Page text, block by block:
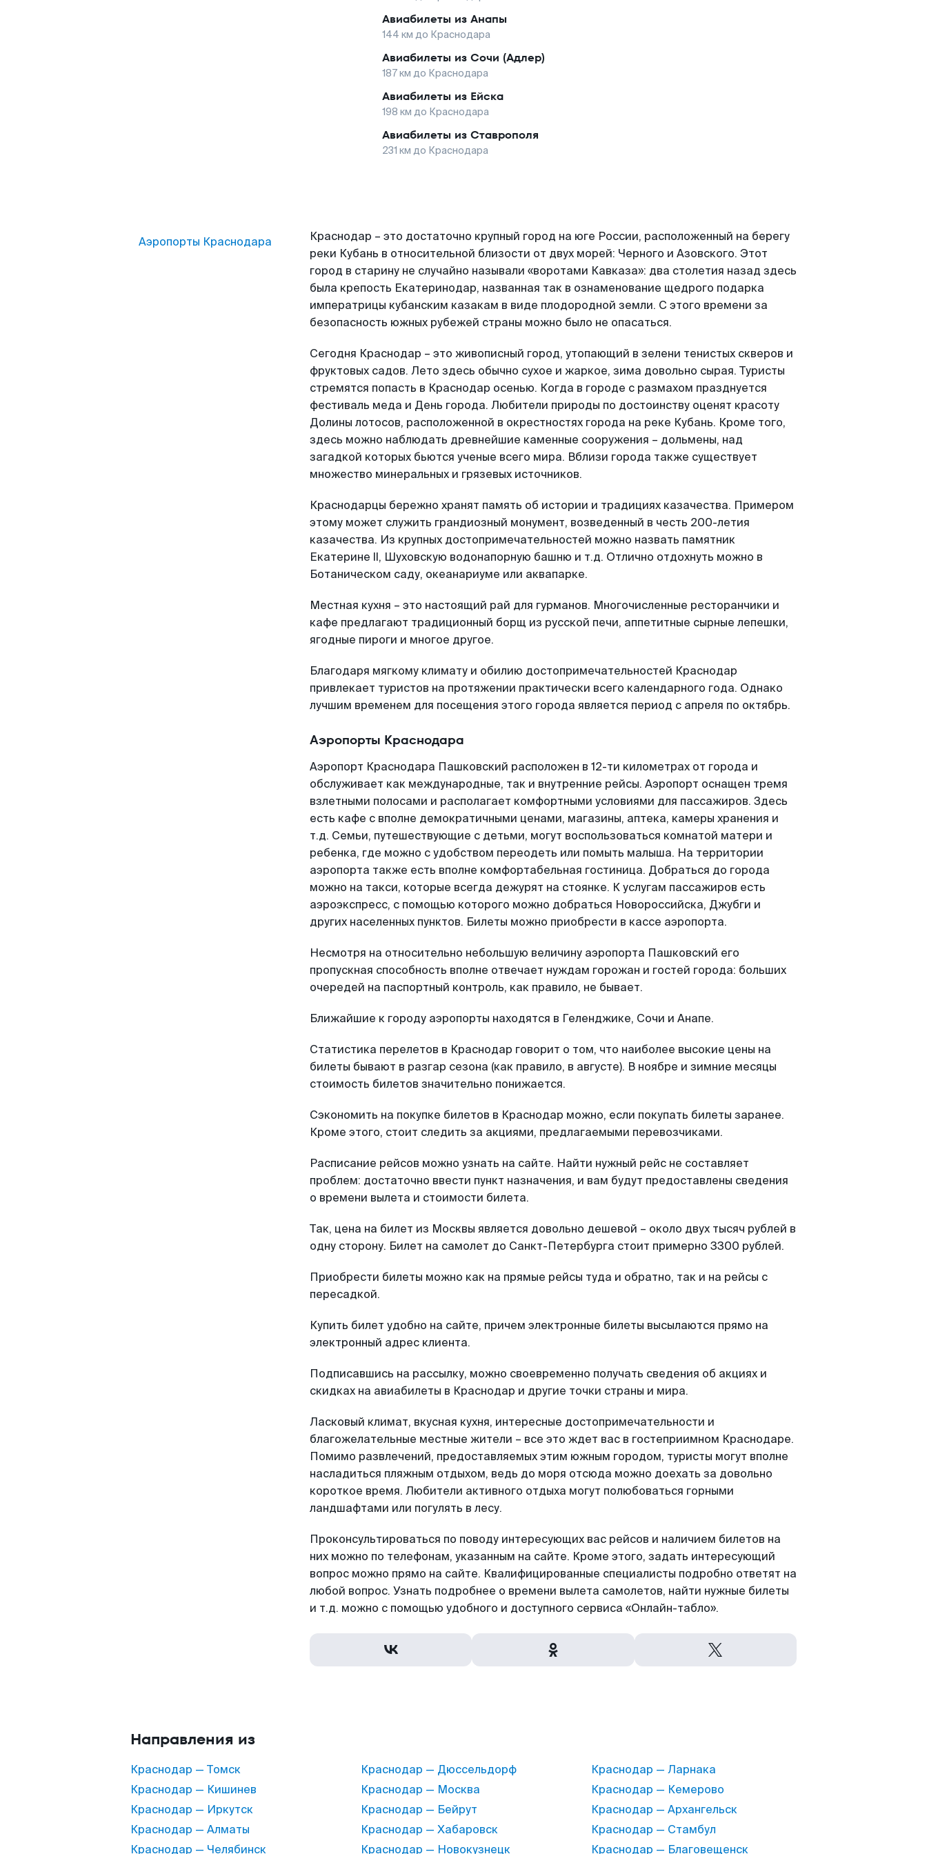
Авиабилеты из Анапы
144 км до Краснодара
Авиабилеты из Сочи (Адлер)
187км до Краснодара
Авиабилеты из Ейска
198 км до Краснодара
Авиабилеты из Ставрополя
231 км до Краснодара
Аэропорты Краснодара
Краснодар – это достаточно крупный город на юге России, расположенный на берегу
реки Кубань в относительной близости от двух морей: Черного и Азовского. Этот
город в старину не случайно называли «воротами Кавказа»: два столетия назад здесь
была крепость Екатеринодар, названная так в ознаменование щедрого подарка
императрицы кубанским казакам в виде плодородной земли. С этого времени за
безопасность южных рубежей страны можно было не опасаться.
Сегодня Краснодар – это живописный город, утопающий в зелени тенистых скверов и
фруктовых садов. Лето здесь обычно сухое и жаркое, зима довольно сырая. Туристы
стремятся попасть в Краснодар осенью. Когда в городе с размахом празднуется
фестиваль меда и День города. Любители природы по достоинству оценят красоту
Долины лотосов, расположенной в окрестностях города на реке Кубань. Кроме того,
здесь можно наблюдать древнейшие каменные сооружения – дольмены, над
загадкой которых бьются ученые всего мира. Вблизи города также существует
множество минеральных и грязевых источников.
Краснодарцы бережно хранят память об истории и традициях казачества. Примером
этому может служить грандиозный монумент, возведенный в честь 200-летия
казачества. Из крупных достопримечательностей можно назвать памятник
Екатерине II, Шуховскую водонапорную башню и т.д. Отлично отдохнуть можно в
Ботаническом саду, океанариуме или аквапарке.
Местная кухня – это настоящий рай для гурманов. Многочисленные ресторанчики и
кафе предлагают традиционный борщ из русской печи, аппетитные сырные лепешки,
ягодные пироги и многое другое.
Благодаря мягкому климату и обилию достопримечательностей Краснодар
привлекает туристов на протяжении практически всего календарного года. Однако
лучшим временем для посещения этого города является период с апреля по октябрь.
Аэропорты Краснодара
Аэропорт Краснодара Пашковский расположен в 12-ти километрах от города и
обслуживает как международные, так и внутренние рейсы. Аэропорт оснащен тремя
взлетными полосами и располагает комфортными условиями для пассажиров. Здесь
есть кафе с вполне демократичными ценами, магазины, аптека, камеры хранения и
т.д. Семьи, путешествующие с детьми, могут воспользоваться комнатой матери и
ребенка, где можно с удобством переодеть или помыть малыша. На территории
аэропорта также есть вполне комфортабельная гостиница. Добраться до города
можно на такси, которые всегда дежурят на стоянке. К услугам пассажиров есть
аэроэкспресс, с помощью которого можно добраться Новороссийска, Джубги и
других населенных пунктов. Билеты можно приобрести в кассе аэропорта.
Несмотря на относительно небольшую величину аэропорта Пашковский его
пропускная способность вполне отвечает нуждам горожан и гостей города: больших
очередей на паспортный контроль, как правило, не бывает.
Ближайшие к городу аэропорты находятся в Геленджике, Сочи и Анапе.
Статистика перелетов в Краснодар говорит о том, что наиболее высокие цены на
билеты бывают в разгар сезона (как правило, в августе). В ноябре и зимние месяцы
стоимость билетов значительно понижается.
Сэкономить на покупке билетов в Краснодар можно, если покупать билеты заранее.
Кроме этого, стоит следить за акциями, предлагаемыми перевозчиками.
Расписание рейсов можно узнать на сайте. Найти нужный рейс не составляет
проблем: достаточно ввести пункт назначения, и вам будут предоставлены сведения
о времени вылета и стоимости билета.
Так, цена на билет из Москвы является довольно дешевой – около двух тысяч рублей в
одну сторону. Билет на самолет до Санкт-Петербурга стоит примерно 3300 рублей.
Приобрести билеты можно как на прямые рейсы туда и обратно, так и на рейсы с
пересадкой.
Купить билет удобно на сайте, причем электронные билеты высылаются прямо на
электронный адрес клиента.
Подписавшись на рассылку, можно своевременно получать сведения об акциях и
скидках на авиабилеты в Краснодар и другие точки страны и мира.
Ласковый климат, вкусная кухня, интересные достопримечательности и
благожелательные местные жители – все это ждет вас в гостеприимном Краснодаре.
Помимо развлечений, предоставляемых этим южным городом, туристы могут вполне
насладиться пляжным отдыхом, ведь до моря отсюда можно доехать за довольно
короткое время. Любители активного отдыха могут полюбоваться горными
ландшафтами или погулять в лесу.
Проконсультироваться по поводу интересующих вас рейсов и наличием билетов на
них можно по телефонам, указанным на сайте. Кроме этого, задать интересующий
вопрос можно прямо на сайте. Квалифицированные специалисты подробно ответят на
любой вопрос. Узнать подробнее о времени вылета самолетов, найти нужные билеты
и т.д. можно с помощью удобного и доступного сервиса «Онлайн-табло».
Направления из
Краснодар — Томск
Краснодар — Кишинев
Краснодар — Иркутск
Краснодар — Алматы
Краснодар — Челябинск
Краснодар — Дюссельдорф
Краснодар — Москва
Краснодар — Бейрут
Краснодар — Хабаровск
Краснодар — Новокузнецк
Краснодар — Ларнака
Краснодар — Кемерово
Краснодар — Архангельск
Краснодар — Стамбул
Краснодар — Благовещенск